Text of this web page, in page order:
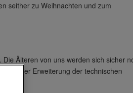
seither zu Weihnachten und zum
Älteren von uns werden sich sicher
Mit der Erweiterung der technischen